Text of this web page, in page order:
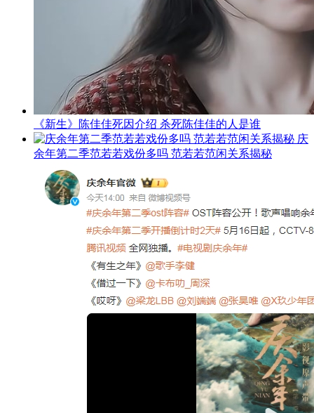
《新生》陈佳佳死因介绍 杀死陈佳佳的人是谁
庆
余年第二季范若若戏份多吗 范若若范闲关系揭秘